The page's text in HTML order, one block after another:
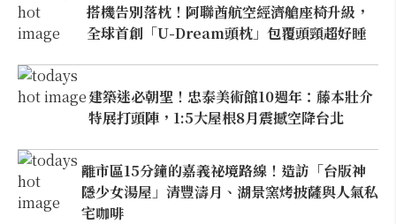
搭機告別落枕！阿聯酋航空經濟艙座椅升級，
全球首創「U-Dream頭枕」包覆頭頸超好睡
建築迷必朝聖！忠泰美術館10週年：藤本壯介
特展打頭陣，1:5大屋根8月震撼空降台北
離市區15分鐘的嘉義祕境路線！造訪「台版神
隱少女湯屋」清豐濤月、湖景窯烤披薩與人氣私
宅咖啡